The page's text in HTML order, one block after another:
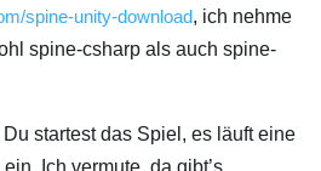
spine-unity-download, ich nehme
spine-csharp als auch spine-
startest das Spiel, es läuft eine